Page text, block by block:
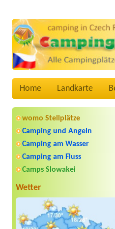
Home Landkarte
womo Stellplätze
Camping und Angeln
Camping am Wasser
Camping am Fluss
Camps Slowakei
Wetter